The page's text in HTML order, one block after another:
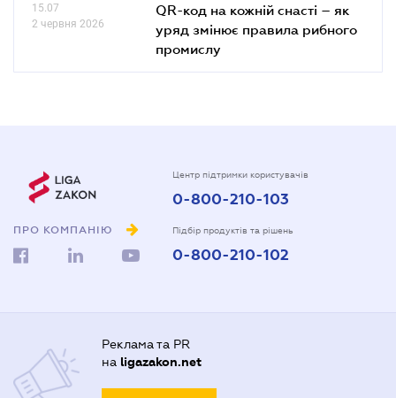
15.07
2 червня 2026
QR-код на кожній снасті – як
уряд змінює правила рибного
промислу
ПРО КОМПАНІЮ
Центр підтримки користувачів
0-800-210-103
Підбір продуктів та рішень
0-800-210-102
Реклама та PR
на ligazakon.net